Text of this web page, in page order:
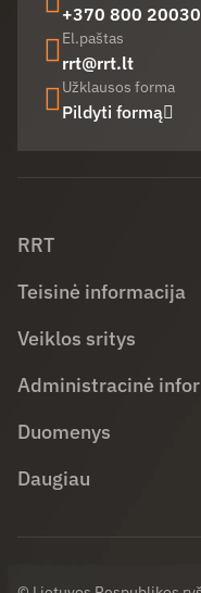
+370 800 20030
El.paštas
rrt@rrt.lt
Užklausos forma
Pildyti formą
RRT
Teisinė informacija
Veiklos sritys
Administracinė
Duomenys
Daugiau